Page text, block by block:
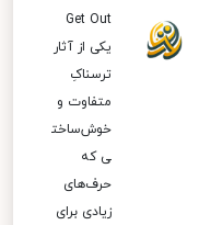
Get Out
یکی از آثار
ترسناکِ
متفاوت و
خوش‌ساخت
ی که
حرف‌های
زیادی برای